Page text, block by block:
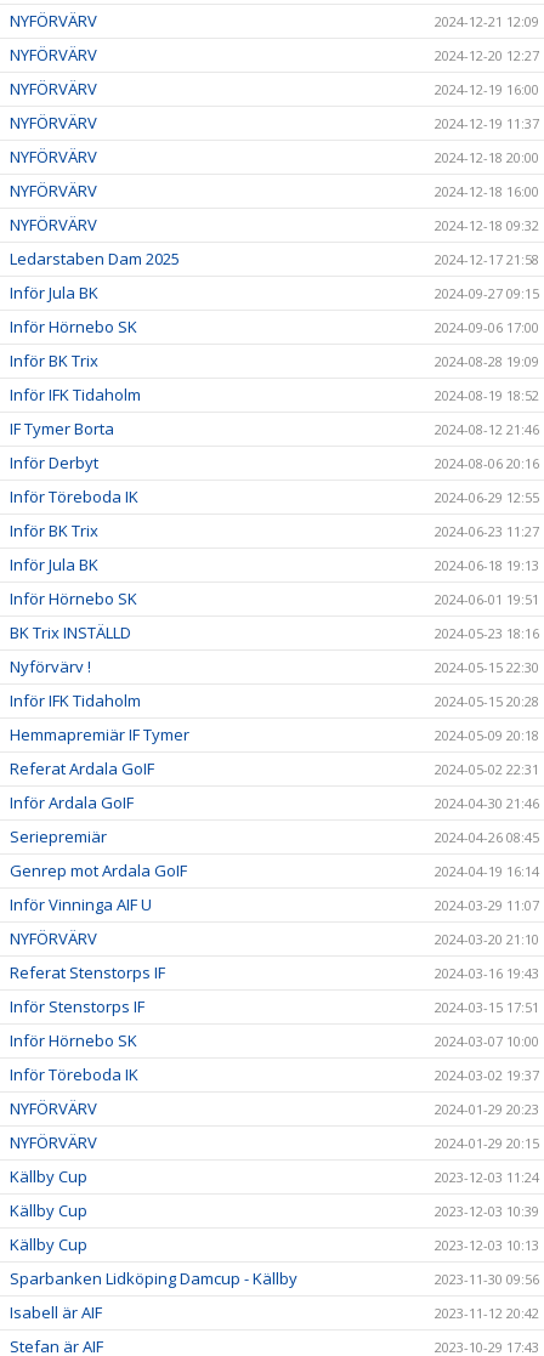
NYFÖRVÄRV 2024-12-21 12:09
NYFÖRVÄRV 2024-12-20 12:27
NYFÖRVÄRV 2024-12-19 16:00
NYFÖRVÄRV 2024-12-19 11:37
NYFÖRVÄRV 2024-12-18 20:00
NYFÖRVÄRV 2024-12-18 16:00
NYFÖRVÄRV 2024-12-18 09:32
Ledarstaben Dam 2025 2024-12-17 21:58
Inför Jula BK 2024-09-27 09:15
Inför Hörnebo SK 2024-09-06 17:00
Inför BK Trix 2024-08-28 19:09
Inför IFK Tidaholm 2024-08-19 18:52
IF Tymer Borta 2024-08-12 21:46
Inför Derbyt 2024-08-06 20:16
Inför Töreboda IK 2024-06-29 12:55
Inför BK Trix 2024-06-23 11:27
Inför Jula BK 2024-06-18 19:13
Inför Hörnebo SK 2024-06-01 19:51
BK Trix INSTÄLLD 2024-05-23 18:16
Nyförvärv ! 2024-05-15 22:30
Inför IFK Tidaholm 2024-05-15 20:28
Hemmapremiär IF Tymer 2024-05-09 20:18
Referat Ardala GoIF 2024-05-02 22:31
Inför Ardala GoIF 2024-04-30 21:46
Seriepremiär 2024-04-26 08:45
Genrep mot Ardala GoIF 2024-04-19 16:14
Inför Vinninga AIF U 2024-03-29 11:07
NYFÖRVÄRV 2024-03-20 21:10
Referat Stenstorps IF 2024-03-16 19:43
Inför Stenstorps IF 2024-03-15 17:51
Inför Hörnebo SK 2024-03-07 10:00
Inför Töreboda IK 2024-03-02 19:37
NYFÖRVÄRV 2024-01-29 20:23
NYFÖRVÄRV 2024-01-29 20:15
Källby Cup 2023-12-03 11:24
Källby Cup 2023-12-03 10:39
Källby Cup 2023-12-03 10:13
Sparbanken Lidköping Damcup - Källby 2023-11-30 09:56
Isabell är AIF 2023-11-12 20:42
Stefan är AIF 2023-10-29 17:43